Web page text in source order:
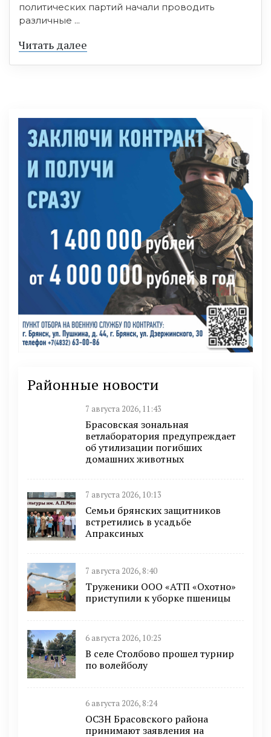
политических партий начали проводить
различные ...
Читать далее
Районные новости
7 августа 2026, 11:43
Брасовская зональная
ветлаборатория предупреждает
об утилизации погибших
домашних животных
7 августа 2026, 10:13
Семьи брянских защитников
встретились в усадьбе
Апраксиных
7 августа 2026, 8:40
Труженики ООО «АТП «Охотно»
приступили к уборке пшеницы
6 августа 2026, 10:25
В селе Столбово прошел турнир
по волейболу
6 августа 2026, 8:24
ОСЗН Брасовского района
принимают заявления на